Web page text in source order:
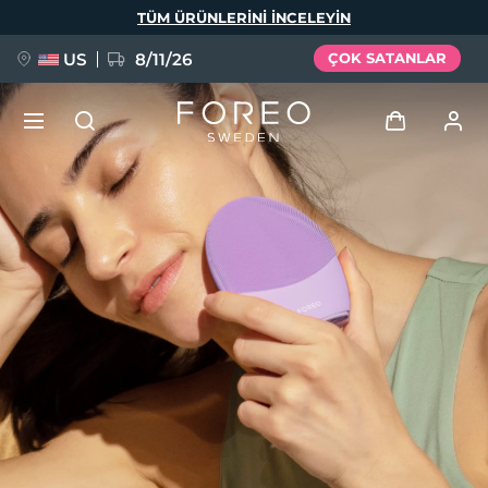
TÜM ÜRÜNLERINI INCELEYIN
US 8/11/26 ÇOK SATANLAR
Kullanici profi̇li̇
Cihazlarım
Siparişlerim
Adresim
Aboneliklerim
YENİ
FAQ™ Pure Beauty-Tech Elixir
BREAKING NEWS
issa™ Teeth Whitening Set
Dil Seçimi
English Deutsch
Español
Français
Italiano
Português
Svenska
Русский
Türkçe
简体中文 繁體中文